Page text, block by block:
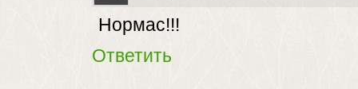
Нормас!!!
Ответить